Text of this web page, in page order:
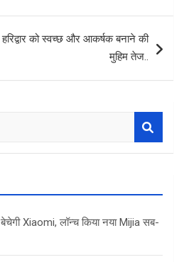
को स्वच्छ और आकर्षक बनाने की
मुहिम तेज..
Xiaomi, लॉन्च किया नया Mijia सब-